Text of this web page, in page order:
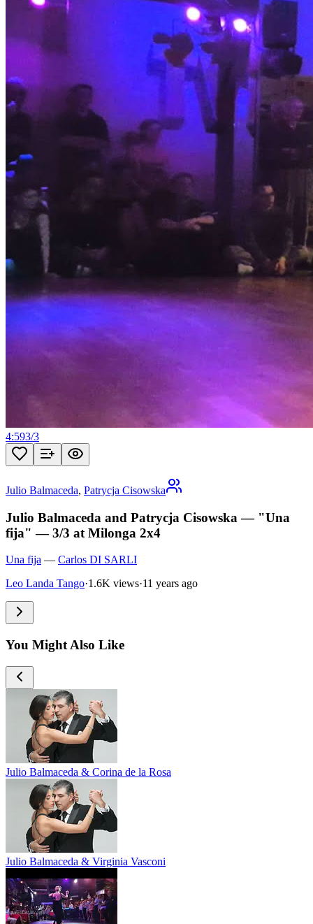
4:593/3
Julio Balmaceda, Patrycja Cisowska
Julio Balmaceda and Patrycja Cisowska — "Una
fija" — 3/3 at Milonga 2x4
Una fija — Carlos DI SARLI
Leo Landa Tango·1.6K views·11 years ago
You Might Also Like
Julio Balmaceda & Corina de la Rosa
Julio Balmaceda & Virginia Vasconi